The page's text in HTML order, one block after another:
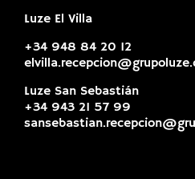
Luze El Villa
+34 948 84 20 12
Luze San Sebastián
+34 943 21 57 99